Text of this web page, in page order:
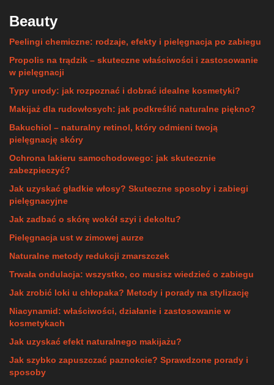
Beauty
Peelingi chemiczne: rodzaje, efekty i pielęgnacja po zabiegu
Propolis na trądzik – skuteczne właściwości i zastosowanie
w pielęgnacji
Typy urody: jak rozpoznać i dobrać idealne kosmetyki?
Makijaż dla rudowłosych: jak podkreślić naturalne piękno?
Bakuchiol – naturalny retinol, który odmieni twoją
pielęgnację skóry
Ochrona lakieru samochodowego: jak skutecznie
zabezpieczyć?
Jak uzyskać gładkie włosy? Skuteczne sposoby i zabiegi
pielęgnacyjne
Jak zadbać o skórę wokół szyi i dekoltu?
Pielęgnacja ust w zimowej aurze
Naturalne metody redukcji zmarszczek
Trwała ondulacja: wszystko, co musisz wiedzieć o zabiegu
Jak zrobić loki u chłopaka? Metody i porady na stylizację
Niacynamid: właściwości, działanie i zastosowanie w
kosmetykach
Jak uzyskać efekt naturalnego makijażu?
Jak szybko zapuszczać paznokcie? Sprawdzone porady i
sposoby